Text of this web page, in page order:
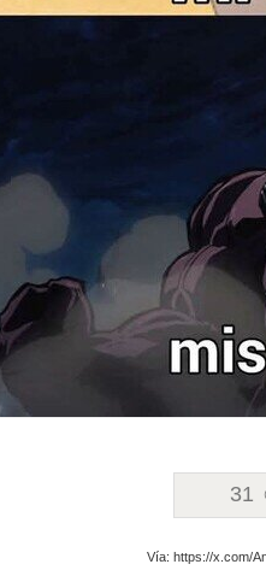
31
Vía: https://x.com/